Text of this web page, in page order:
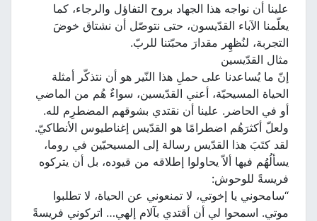
علينا أن نواجه هذا الجهاد بروح التفاؤل والرجاء، كما
يعلّمنا الآباء القدّيسون، حتى نتوصّل أن نشتاق خوضَ
التجربة، لنُظهِر مقدارَ محبّتنا للربّ.
مثال القدّيسين
إنّ ما يُساعدنا على حملِ هذا النّير هو أن نتذكّر أمثلة
الحياة المسيحيّة، أعني القدّيسين، سواءٌ هُم من الماضي
أو في الحاضر. علينا أن نقتدي بشوقهم المضطرِم لله.
ولعلّ أكثرَهُم اضطرامًا هو القدّيس إغناطيوس الأنطاكيّ.
لقد كتَبَ هذا القدّيس رسالة إلى المسيحيّين في روما،
يسألُهُم فيها ألاّ يحاولوا إطلاقه من قيوده، بل أن يتركوه
فريسةً للوحوش:
“سامحوني يا إخوتي، لا تمنعوني عن الحياة، لا تطلبوا
موتي. اسمحوا لي أن أقتدي بآلام إلهي… اتركوني فريسةً